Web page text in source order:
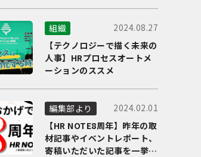
組織
2024.08.27
【テクノロジーで描く未来の
人事】HRプロセスオートメ
ーションのススメ
編集部より
2024.02.01
【HR NOTE8周年】昨年の取
材記事やイベントレポート、
寄稿いただいた記事を一挙に